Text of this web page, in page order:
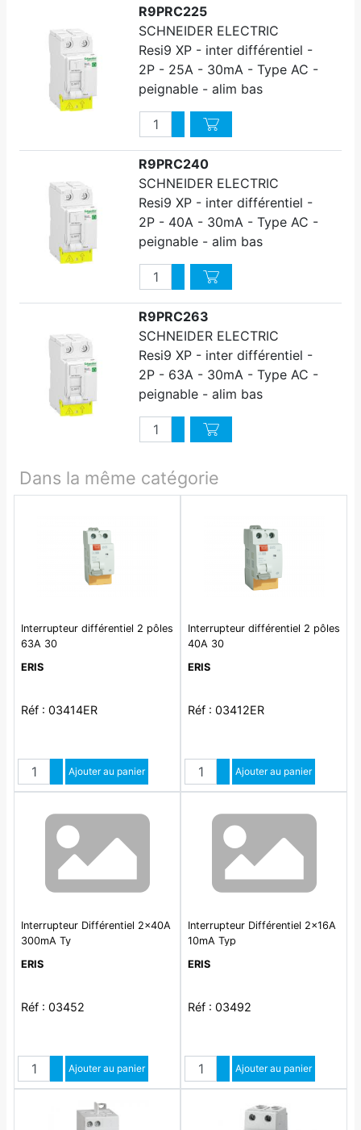
R9PRC225
SCHNEIDER ELECTRIC
Resi9 XP - inter différentiel -
2P - 25A - 30mA - Type AC -
peignable - alim bas
QuantitéAugmenter quantité
Diminuer quantité
R9PRC240
SCHNEIDER ELECTRIC
Resi9 XP - inter différentiel -
2P - 40A - 30mA - Type AC -
peignable - alim bas
QuantitéAugmenter quantité
Diminuer quantité
R9PRC263
SCHNEIDER ELECTRIC
Resi9 XP - inter différentiel -
2P - 63A - 30mA - Type AC -
peignable - alim bas
QuantitéAugmenter quantité
Diminuer quantité
Dans la même catégorie
Interrupteur différentiel 2 pôles
63A 30
ERIS
Réf : 03414ER
QuantitéAugmenter quantité
Diminuer quantité
Ajouter au panier
Interrupteur différentiel 2 pôles
40A 30
ERIS
Réf : 03412ER
QuantitéAugmenter quantité
Diminuer quantité
Ajouter au panier
Interrupteur Différentiel 2x40A
300mA Ty
ERIS
Réf : 03452
QuantitéAugmenter quantité
Diminuer quantité
Ajouter au panier
Interrupteur Différentiel 2x16A
10mA Typ
ERIS
Réf : 03492
QuantitéAugmenter quantité
Diminuer quantité
Ajouter au panier